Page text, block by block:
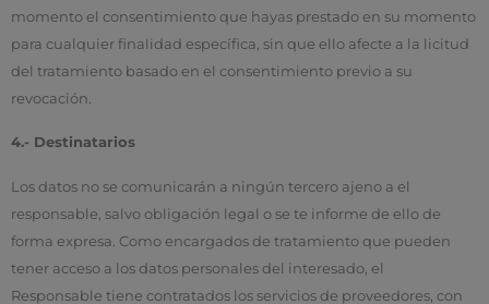
momento el consentimiento que hayas prestado en su momento
para cualquier finalidad específica, sin que ello afecte a la licitud
del tratamiento basado en el consentimiento previo a su
revocación.
4.- Destinatarios
Los datos no se comunicarán a ningún tercero ajeno a el
responsable, salvo obligación legal o se te informe de ello de
forma expresa. Como encargados de tratamiento que pueden
tener acceso a los datos personales del interesado, el
Responsable tiene contratados los servicios de proveedores, con